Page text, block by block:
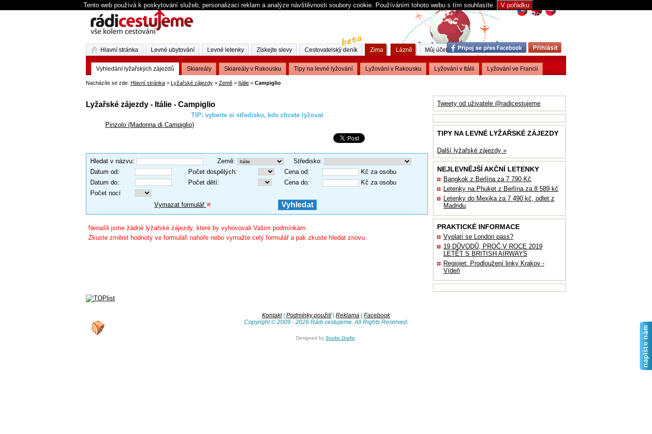
Tento web používá k poskytování služeb, personalizaci reklam a analýze návštěvnosti soubory cookie. Používáním tohoto webu s tím souhlasíte. V pořádku
Nacházíte se zde: Hlavní stránka > Lyžařské zájezdy > Země > Itálie > Campiglio
Lyžařské zájezdy - Itálie - Campiglio
TIP: vyberte si středisko, kde chcete lyžovat
Pinzolo (Madonna di Campiglio)
Hledat v názvu: Země: Středisko:
Datum od: Počet dospělých: Cena od:
Kč za osobu
Datum do: Počet dětí: Cena do:
Kč za osobu
Počet nocí
Vymazat formulář
Nenašli jsme žádné lyžařské zájezdy, které by vyhovovali Vašim podmínkám.
Zkuste změnit hodnoty ve formuláři nahoře nebo vymažte celý formulář a pak zkuste hledat znovu.
Tweety od uživatele @radicestujeme
TIPY NA LEVNÉ LYŽAŘSKÉ ZÁJEZDY
Další lyžařské zájezdy »
NEJLEVNĚJŠÍ AKČNÍ LETENKY
Bangkok z Berlína za 7 790 Kč
Letenky na Phuket z Berlína za 8 589 kč
Letenky do Mexika za 7 490 kč, odlet z
Madridu
PRAKTICKÉ INFORMACE
Vyplatí se London pass?
19 DŮVODŮ, PROČ V ROCE 2019
LETĚT S BRITISH AIRWAYS
Regiojet: Prodloužení linky Krakov -
Vídeň
Kontakt| Podmínky použití Reklama
Facebook
Copyright © 2009 - 2026 Rádi cestujeme. All Rights Reserved.
Designed by Studio Grafix
Hlavní stránka Levné ubytování Levné letenky Získejte slevy Cestovatelský deník Zima
Vyhledání lyžařských zájezdů Skiareály Skiareály v Rakousku Tipy na levné lyžování Lyžování v Rakousku Lyžování v Itálii Lyžování ve Francii
Lázně Můj účet